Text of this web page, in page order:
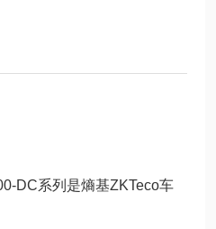
DC系列是熵基ZKTeco车